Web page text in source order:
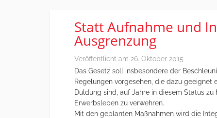
Statt Aufnahme und
Ausgrenzung
Veröffentlicht am 26. Oktober 2015
Das Gesetz soll insbesondere der
Regelungen vorgesehen, die dazu geeignet
Duldung sind, auf Jahre in diesem Status
Erwerbsleben zu verwehren.
Mit den geplanten Maßnahmen wird die